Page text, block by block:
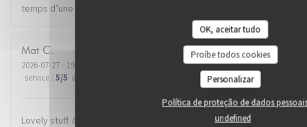
OK, aceitar tudo
Proíbe todos cookies
Personalizar
Política de proteção de dados
undefined
temps d’une soirée. Je recommande.
Mat C
2026-07-27- 19:30 - guests 2
service : 5/5 ambience quality_price:5/5
Lovely stuff. A warm welcome. The maître d' was very